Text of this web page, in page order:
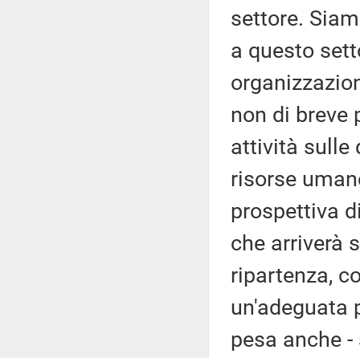
settore.
a questo
non di breve
attività sulle
risorse
prospettiva
che arriverà
ripartenza,
un'adeguata
pesa anche